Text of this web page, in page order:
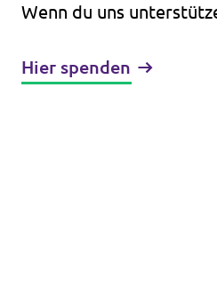
Wenn du uns
Hier spenden